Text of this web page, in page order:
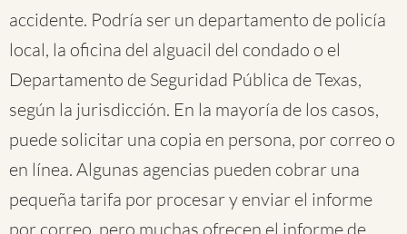
accidente. Podría ser un departamento de policía
local, la oficina del alguacil del condado o el
Departamento de Seguridad Pública de Texas,
según la jurisdicción. En la mayoría de los casos,
puede solicitar una copia en persona, por correo o
en línea. Algunas agencias pueden cobrar una
pequeña tarifa por procesar y enviar el informe
por correo, pero muchas ofrecen el informe de